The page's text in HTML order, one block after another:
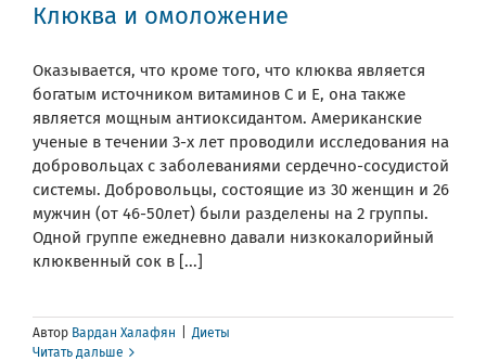
Клюква и омоложение
Оказывается, что кроме того, что клюква является
богатым источником витаминов С и Е, она также
является мощным антиоксидантом. Американские
ученые в течении 3-х лет проводили исследования на
добровольцах с заболеваниями сердечно-сосудистой
системы. Добровольцы, состоящие из 30 женщин и 26
мужчин (от 46-50лет) были разделены на 2 группы.
Одной группе ежедневно давали низкокалорийный
клюквенный сок в [...]
Автор Вардан Халафян
Диеты
Читать дальше